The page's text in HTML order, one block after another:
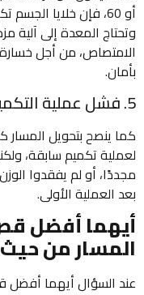
أو 60، فإن خلايا
وتحتاج المعدة إلى
الامتصاص، من أجل خسارة
بأمان.
5. فشل عملية التكميم السابقة
كما ينصح بتحويل
لعملية تكميم سابقة،
مجددًا، أو لم يفقدوا
بعد العملية الأولى.
أيهما أفضل
المسار من
عند السؤال أيهما